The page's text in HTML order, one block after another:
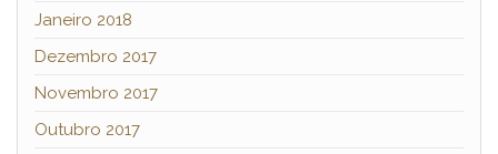
Janeiro 2018
Dezembro 2017
Novembro 2017
Outubro 2017